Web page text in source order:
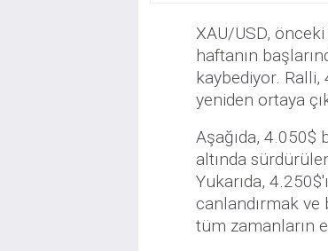
XAU/USD,
haftanın
kaybediyor. Ralli,
yeniden ortaya
Aşağıda, 4.050$
altında
Yukarıda,
canlandırmak
tüm zamanların